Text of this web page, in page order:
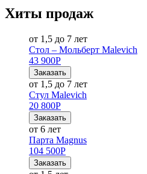
Хиты продаж
от 1,5 до 7 лет
Стол – Мольберт Malevich
43 900Р
Заказать
от 1,5 до 7 лет
Стул Malevich
20 800Р
Заказать
от 6 лет
Парта Magnus
104 500Р
Заказать